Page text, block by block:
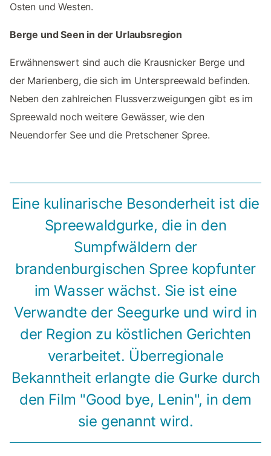
Osten und Westen.
Berge und Seen in der Urlaubsregion
Erwähnenswert sind auch die Krausnicker Berge und
der Marienberg, die sich im Unterspreewald befinden.
Neben den zahlreichen Flussverzweigungen gibt es im
Spreewald noch weitere Gewässer, wie den
Neuendorfer See und die Pretschener Spree.
Eine kulinarische Besonderheit ist die
Spreewaldgurke, die in den
Sumpfwäldern der
brandenburgischen Spree kopfunter
im Wasser wächst. Sie ist eine
Verwandte der Seegurke und wird in
der Region zu köstlichen Gerichten
verarbeitet. Überregionale
Bekanntheit erlangte die Gurke durch
den Film "Good bye, Lenin", in dem
sie genannt wird.